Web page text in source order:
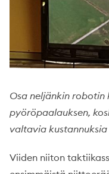
Osa neljänkin
pyöröpaalauksen,
valtavia
Viiden niiton